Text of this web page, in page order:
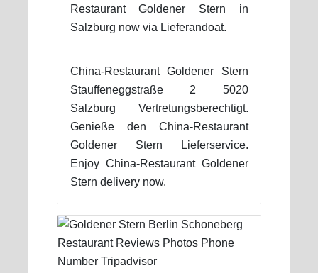
Restaurant Goldener Stern in
Salzburg now via Lieferandoat.
China-Restaurant Goldener Stern
Stauffeneggstraße 2 5020
Salzburg Vertretungsberechtigt.
Genieße den China-Restaurant
Goldener Stern Lieferservice.
Enjoy China-Restaurant Goldener
Stern delivery now.